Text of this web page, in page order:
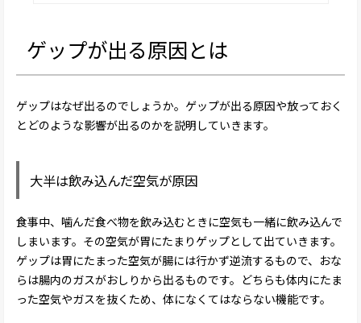
ゲップが出る原因とは
ゲップはなぜ出るのでしょうか。ゲップが出る原因や放っておく
とどのような影響が出るのかを説明していきます。
大半は飲み込んだ空気が原因
食事中、噛んだ食べ物を飲み込むときに空気も一緒に飲み込んで
しまいます。その空気が胃にたまりゲップとして出ていきます。
ゲップは胃にたまった空気が腸には行かず逆流するもので、おな
らは腸内のガスがおしりから出るものです。どちらも体内にたま
った空気やガスを抜くため、体になくてはならない機能です。